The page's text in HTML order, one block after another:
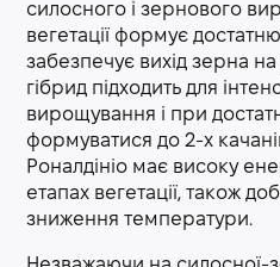
силосного і зернового
вегетації формує
забезпечує вихід зерна на
гібрид підходить для
вирощування і при
формуватися до 2-х
Роналдініо має високу
етапах вегетації, також
зниження температури.